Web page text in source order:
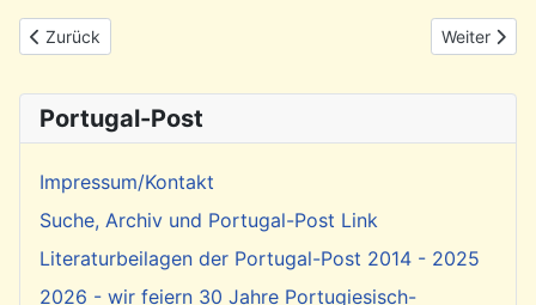
Vorheriger Beitrag: SWR: Entdecker, Gold und Sklaven - Das
Zurück Nächster
Weiter
Portugal-Post
Impressum/Kontakt
Suche, Archiv und Portugal-Post Link
Literaturbeilagen der Portugal-Post 2014 - 2025
2026 - wir feiern 30 Jahre Portugiesisch-